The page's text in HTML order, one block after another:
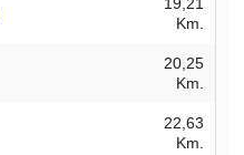
Km.
20,25
Km.
22,63
Km.